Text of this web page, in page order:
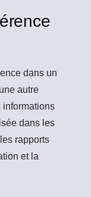
dans un
autre
informations
dans les
rapports
et la